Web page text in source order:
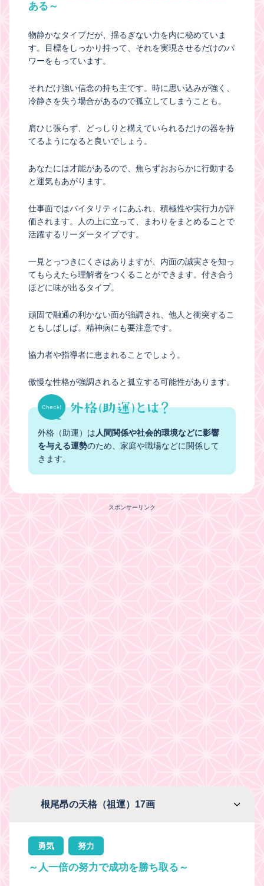
ある～
物静かなタイプだが、揺るぎない力を内に秘めていま
す。目標をしっかり持って、それを実現させるだけのパ
ワーをもっています。
それだけ強い信念の持ち主です。時に思い込みが強く、
冷静さを失う場合があるので孤立してしまうことも。
肩ひじ張らず、どっしりと構えていられるだけの器を持
てるようになると良いでしょう。
あなたには才能があるので、焦らずおおらかに行動する
と運気もあがります。
仕事面ではバイタリティにあふれ、積極性や実行力が評
価されます。人の上に立って、まわりをまとめることで
活躍するリーダータイプです。
一見とっつきにくさはありますが、内面の誠実さを知っ
てもらえたら理解者をつくることができます。付き合う
ほどに味が出るタイプ。
頑固で融通の利かない面が強調され、他人と衝突するこ
ともしばしば。精神病にも要注意です。
協力者や指導者に恵まれることでしょう。
傲慢な性格が強調されると孤立する可能性があります。
外格（助運）は人間関係や社会的環境などに影響
を与える運勢のため、家庭や職場などに関係して
きます。
スポンサーリンク
根尾昂の天格（祖運）17画
勇気 努力
～人一倍の努力で成功を勝ち取る～